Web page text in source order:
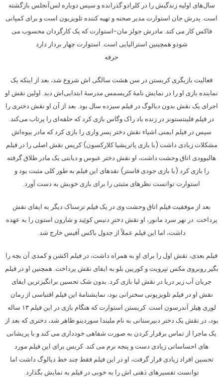
سال‌های اولیه زندگیش را در کلرادو گذرانده و سپس دوباره لس‌آنجلس بازگشته
است. پدرش جان استوارت مدیر صحنه و تهیه کننده تلویزیون است و برای کمپانی
فاکس کار می کند. مادرش جولز مان-استوارت که یک کارگردان محسوب می
شودو همچینین استرالیایی است. استوارت چهار بردار دارد
حرفه
فعالیت بازیگری کریستن در سن هشت سالگی اش شروع شد، بعد از اینکه یک
نماینده بازی او را در نمایش نامهٔ کریسمس مدرسهٔ ابتدایی‌اش دید. اولین نقش او
اجرای یک نقش بدون دیالوگ در فیلم سیزده سال بود. بعد از آن او نقش دختری را
در فیلم فلینتستونز در زنده باد راک وگاس بازی کرد که حلقه‌ای را پرتاب می‌کند.
سپس در فیلم ایمنی اشیاء نقش دختر پسر واری را بازی کرد که مادر بیوه‌اش
مشکلات زیادی داشت (با بازی پاتریشیا کلارکسون) کریس نقش اصلی را در فیلم
هالیوودی اتاق وحشت داشت، او نقش دختر عبوس و دیابتی یک مادر طلاق گرفته
را بازی کرد (با بازی جودی فاستر) نقدهای این فیلم به طور کلی مثبت بود و
استوارت توانست نظرهای مثبتی را برای بازی خوبش به دست آورد.
بعد از موفقیت فیلم اتاق وحشت وی در یک فیلم ترسناک دیگر به ایفای نقش
پرداخت. در نهر سرد مانور، او نقش دخترِ دنیس کوئِید و شارون استون را به عهده
داشت، اما این فیلم عملاً از جدول باکس آفیس خارج شد.
فیلم بعدی، نقش اول را برای او به همراه داشت، در فیلم اکشن و کمدی آن بچه را
بگیر روبروی مکس تیِرویت و کوربین بلو به ایفای نقش پرداخت. همچنین او در فیلم
جریان آب زیر دریا در نقش لیا بازی کرد. بدون شک تحسین برانگیزترین ایفای
نقش او در فیلم تلویزیونی سخنرانی بود، نمایشنامهٔ این فیلم اقتباسی از رمان
لوری هِیلز آندرسون است. کریستن استوارت که هنگام بازی در این فیلم ۱۳ ساله
بود، در نقش یک دختر دبیرستانی به نام ملیندا سوردینو ظاهر شد، دختری که بعد از
یک ماجرا از تماس برقرار کردن به صورت شفاهی خودداری می کند و با پریشانی
های احساساتی زیادی دست و پنجه نرم می کند. کریس برای این فیلم مورد
تحسین افراد زیادی قرار گرفت، او در این فیلم فقط چند خط دیالوگ داشت اما
توانست تفسیرهای ذهنی اش را به خوبی در فیلم به نمایش بگذارد.